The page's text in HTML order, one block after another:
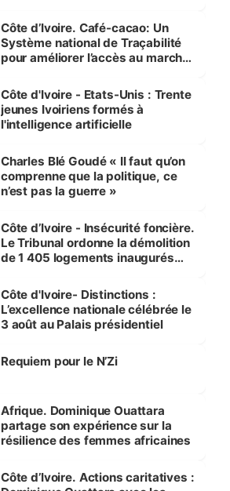
Côte d’Ivoire. Café-cacao: Un
Système national de Traçabilité
pour améliorer l’accès au marché
Côte d'Ivoire - Etats-Unis : Trente
jeunes Ivoiriens formés à
l'intelligence artificielle
Charles Blé Goudé « Il faut qu’on
comprenne que la politique, ce
n’est pas la guerre »
Côte d’Ivoire - Insécurité foncière.
Le Tribunal ordonne la démolition
de 1 405 logements inaugurés
Bassam
Côte d'Ivoire- Distinctions :
L’excellence nationale célébrée le
3 août au Palais présidentiel
Requiem pour le N’Zi
Afrique. Dominique Ouattara
partage son expérience sur la
résilience des femmes africaines
Côte d’Ivoire. Actions caritatives :